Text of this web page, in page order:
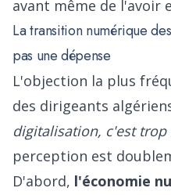
avant même de l'avoir
La transition numérique
pas une dépense
L'objection la plus
des dirigeants
digitalisation, c'est
perception est
D'abord, l'économie